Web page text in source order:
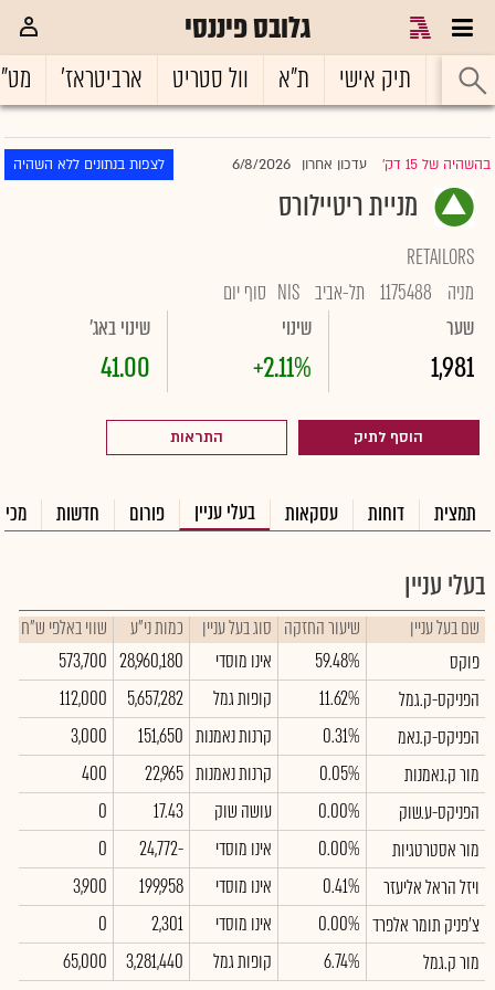
גלובס פיננסי
ראשי תיק אישי ת"א וול סטריט ארביטראז'
בהשהיה של 15 דק' |עדכון אחרון 6/8/2026 לצפות בנתונים ללא השהיה
מניית ריטיילורס
RETAILORS
מניה
1175488 תל-אביב NIS סוף יום
שער
1,981
שינוי
+2.11%
שינוי באג'
41.00
הוסף לתיק התראות
תמצית דוחות עסקאות בעלי עניין פורום חדשות
בעלי עניין
שם בעל עניין שיעור החזקה סוג בעל עניין כמות ני"ע
שווי באלפי ש"ח
פוקס
59.48% אינו מוסדי 28,960,180
573,700
הפניקס-ק.גמל
11.62% קופות גמל 5,657,282
112,000
הפניקס-ק.נאמ
0.31% קרנות נאמנות 151,650
3,000
מור ק.נאמנות
0.05% קרנות נאמנות 22,965
400
הפניקס-ע.שוק
0.00% עושה שוק 17.43
0
מור אסטרטגיות
0.00% אינו מוסדי -24,772
0
ויזל הראל אליעזר
0.41% אינו מוסדי 199,958
3,900
צ'פניק תומר אלפרד 0.00% אינו מוסדי 2,301
0
מור ק.גמל
6.74% קופות גמל 3,281,440
65,000